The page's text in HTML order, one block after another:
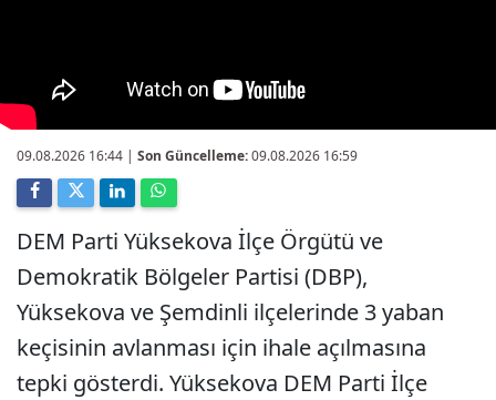
09.08.2026 16:44 | Son Güncelleme:09.08.2026 16:59
DEM Parti Yüksekova İlçe Örgütü ve
Demokratik Bölgeler Partisi (DBP),
Yüksekova ve Şemdinli ilçelerinde 3 yaban
keçisinin avlanması için ihale açılmasına
tepki gösterdi. Yüksekova DEM Parti İlçe